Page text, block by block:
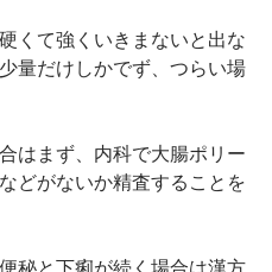
くて強くいきまないと出な
量だけしかでず、つらい場
はまず、内科で大腸ポリー
どがないか精査することを
秘と下痢が続く場合は漢方